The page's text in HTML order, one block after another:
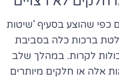
כפי שהוצע בסעיף 'שיטות
ברכות כלה בסביבת
לקרות. במהלך שלב
אלה או חלקים מיותרים